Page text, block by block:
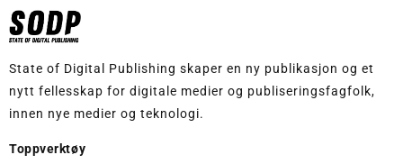
State of Digital Publishing skaper en ny publikasjon og et
nytt fellesskap for digitale medier og publiseringsfagfolk,
innen nye medier og teknologi.
Toppverktøy